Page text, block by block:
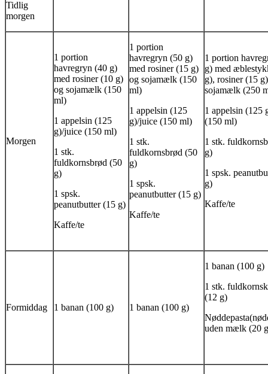
Tidlig
morgen
Morgen
1 portion
havregryn (40 g)
med rosiner (10 g)
og sojamælk (150
ml)
1 appelsin (125
g)/juice (150 ml)
1 stk.
fuldkornsbrød (50
g)
1 spsk.
peanutbutter (15 g)
Kaffe/te
1 portion
havregryn (50 g)
med rosiner (15 g)
og sojamælk (150
ml)
1 appelsin (125
g)/juice (150 ml)
1 stk.
fuldkornsbrød (50
g)
1 spsk.
peanutbutter (15 g)
Kaffe/te
1 portion
g) med
g), rosiner (15
sojamælk (250
1 appelsin (125
(150 ml)
1 stk.
g)
1 spsk.
g)
Kaffe/te
Formiddag 1 banan (100 g) 1 banan (100 g)
1 banan (100 g)
1 stk.
(12 g)
uden mælk (20